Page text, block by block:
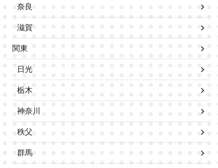
奈良
滋賀
関東
日光
栃木
神奈川
秩父
群馬